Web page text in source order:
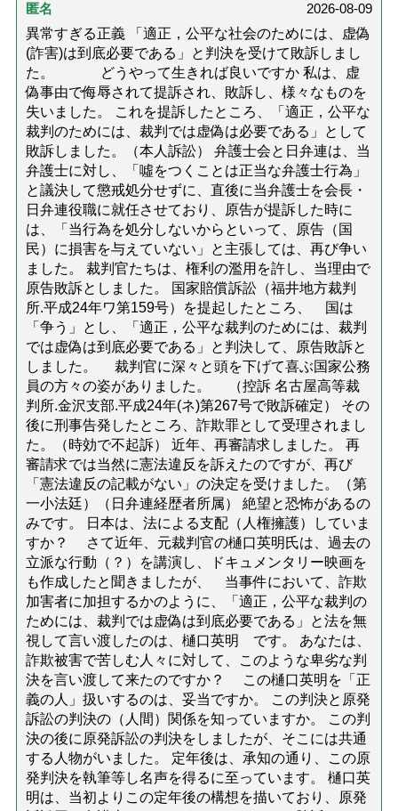
匿名
2026-08-09
異常すぎる正義 「適正，公平な社会のためには、虚偽
(詐害)は到底必要である」と判決を受けて敗訴しまし
た。 どうやって生きれば良いですか 私は、虚
偽事由で侮辱されて提訴され、敗訴し、様々なものを
失いました。 これを提訴したところ、「適正，公平な
裁判のためには、裁判では虚偽は必要である」として
敗訴しました。（本人訴訟） 弁護士会と日弁連は、当
弁護士に対し、「噓をつくことは正当な弁護士行為」
と議決して懲戒処分せずに、直後に当弁護士を会長・
日弁連役職に就任させており、原告が提訴した時に
は、「当行為を処分しないからといって、原告（国
民）に損害を与えていない」と主張しては、再び争い
ました。 裁判官たちは、権利の濫用を許し、当理由で
原告敗訴としました。 国家賠償訴訟（福井地方裁判
所.平成24年ワ第159号）を提起したところ、 国は
「争う」とし、「適正，公平な裁判のためには、裁判
では虚偽は到底必要である」と判決して、原告敗訴と
しました。 裁判官に深々と頭を下げて喜ぶ国家公務
員の方々の姿がありました。 （控訴 名古屋高等裁
判所.金沢支部.平成24年(ネ)第267号で敗訴確定） その
後に刑事告発したところ、詐欺罪として受理されまし
た。（時効で不起訴） 近年、再審請求しました。 再
審請求では当然に憲法違反を訴えたのですが、再び
「憲法違反の記載がない」の決定を受けました。（第
一小法廷）（日弁連経歴者所属） 絶望と恐怖があるの
みです。 日本は、法による支配（人権擁護）していま
すか？ さて近年、元裁判官の樋口英明氏は、過去の
立派な行動（？）を講演し、ドキュメンタリー映画を
も作成したと聞きましたが、 当事件において、詐欺
加害者に加担するかのように、「適正，公平な裁判の
ためには、裁判では虚偽は到底必要である」と法を無
視して言い渡したのは、樋口英明 です。 あなたは、
詐欺被害で苦しむ人々に対して、このような卑劣な判
決を言い渡して来たのですか？ この樋口英明を「正
義の人」扱いするのは、妥当ですか。 この判決と原発
訴訟の判決の（人間）関係を知っていますか。 この判
決の後に原発訴訟の判決をしましたが、そこには共通
する人物がいました。 定年後は、承知の通り、この原
発判決を執筆等し名声を得るに至っています。 樋口英
明は、当初よりこの定年後の構想を描いており、原発